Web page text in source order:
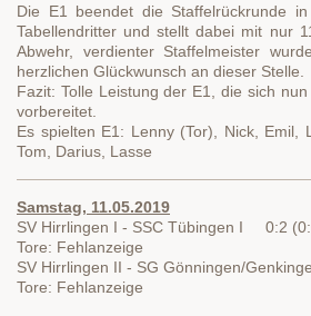
Die E1 beendet die Staffelrückrunde
Tabellendritter und stellt dabei mit nur
Abwehr, verdienter Staffelmeister
herzlichen Glückwunsch an dieser Stelle.
Fazit: Tolle Leistung der E1, die sich
vorbereitet.
Es spielten E1: Lenny (Tor), Nick, Emil,
Tom, Darius, Lasse
Samstag, 11.05.2019
SV Hirrlingen I - SSC Tübingen I 0:2
Tore: Fehlanzeige
SV Hirrlingen II - SG Gönningen/
Tore: Fehlanzeige